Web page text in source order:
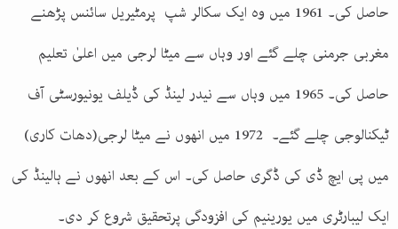
حاصل کی۔ 1961 میں وہ ایک سکالر شپ پرمٹیریل سائنس پڑھنے
مغربی جرمنی چلے گئے اور وہاں سے میٹا لرجی میں اعلیٰ تعلیم
حاصل کی۔ 1965 میں وہاں سے نیدر لینڈ کی ڈیلف یونیورسٹی آف
ٹیکنالوجی چلے گئے۔ 1972 میں انھوں نے میٹا لرجی(دھات کاری)
میں پی ایچ ڈی کی ڈگری حاصل کی۔ اس کے بعد انھوں نے ہالینڈ کی
ایک لیبارٹری میں یورینیم کی افزودگی پرتحقیق شروع کر دی۔